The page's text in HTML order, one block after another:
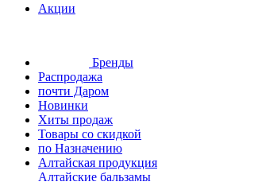
Акции
Бренды
Распродажа
почти Даром
Новинки
Хиты продаж
Товары со скидкой
по Назначению
Алтайская продукция
Алтайские бальзамы